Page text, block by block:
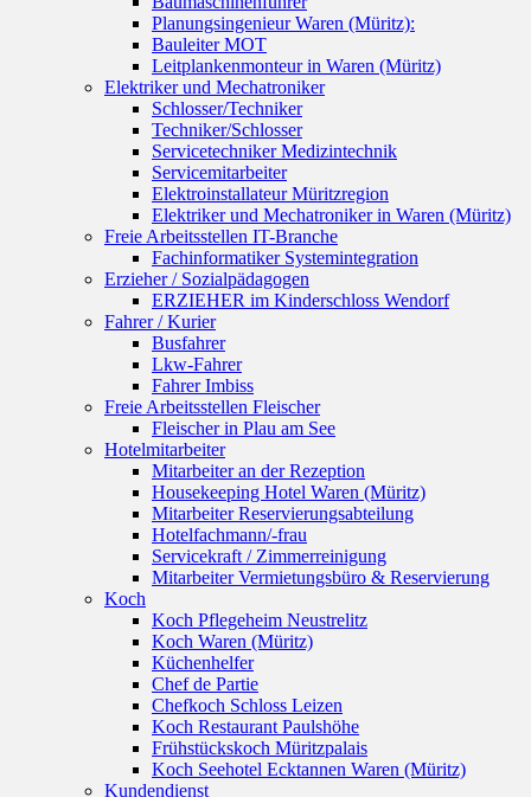
Planungsingenieur Waren (Müritz):
Bauleiter MOT
Leitplankenmonteur in Waren (Müritz)
Elektriker und Mechatroniker
Schlosser/Techniker
Techniker/Schlosser
Servicetechniker Medizintechnik
Servicemitarbeiter
Elektroinstallateur Müritzregion
Elektriker und Mechatroniker in Waren (Müritz)
Freie Arbeitsstellen IT-Branche
Fachinformatiker Systemintegration
Erzieher / Sozialpädagogen
ERZIEHER im Kinderschloss Wendorf
Fahrer / Kurier
Busfahrer
Lkw-Fahrer
Fahrer Imbiss
Freie Arbeitsstellen Fleischer
Fleischer in Plau am See
Hotelmitarbeiter
Mitarbeiter an der Rezeption
Housekeeping Hotel Waren (Müritz)
Mitarbeiter Reservierungsabteilung
Hotelfachmann/-frau
Servicekraft / Zimmerreinigung
Mitarbeiter Vermietungsbüro & Reservierung
Koch
Koch Pflegeheim Neustrelitz
Koch Waren (Müritz)
Küchenhelfer
Chef de Partie
Chefkoch Schloss Leizen
Koch Restaurant Paulshöhe
Frühstückskoch Müritzpalais
Koch Seehotel Ecktannen Waren (Müritz)
Kundendienst